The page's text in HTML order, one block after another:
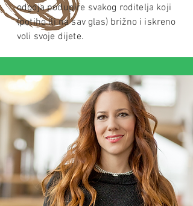
odgoja podupire svakog roditelja koji
(potiho ili na sav glas) brižno i iskreno
voli svoje dijete.